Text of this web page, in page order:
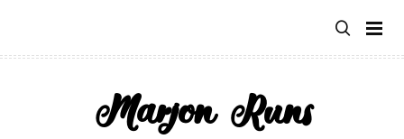
content
Marjon Runs